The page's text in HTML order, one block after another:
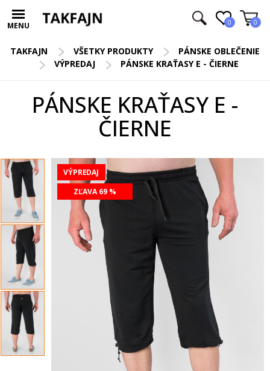
MENU 0 0
TAKFAJN VŠETKY PRODUKTY
PÁNSKE OBLEČENIE
VÝPREDAJ
PÁNSKE KRAŤASY E - ČIERNE
PÁNSKE KRAŤASY E -
ČIERNE
VÝPREDAJ
ZĽAVA 69 %